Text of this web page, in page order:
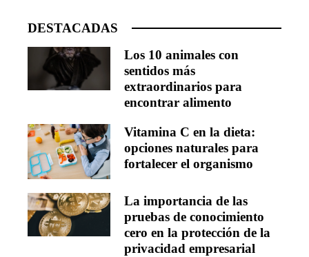
DESTACADAS
Los 10 animales con
sentidos más
extraordinarios para
encontrar alimento
Vitamina C en la dieta:
opciones naturales para
fortalecer el organismo
La importancia de las
pruebas de conocimiento
cero en la protección de la
privacidad empresarial